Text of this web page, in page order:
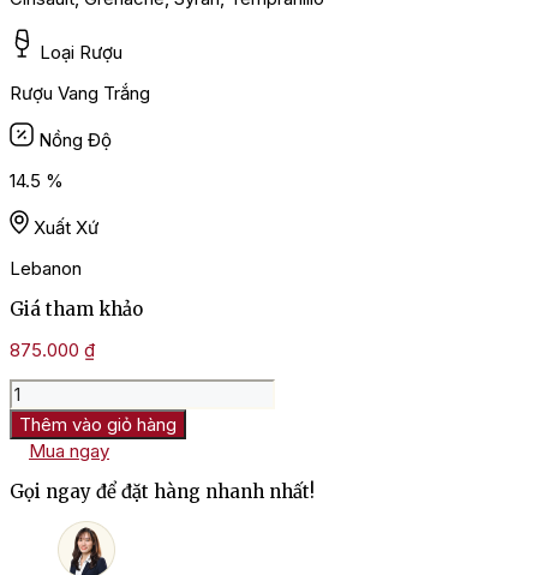
Loại Rượu
Rượu Vang Trắng
Nồng Độ
14.5 %
Xuất Xứ
Lebanon
Giá tham khảo
875.000 ₫
Rượu
Vang
Ly
Băng
Massaya
Le
colombier
Thêm vào giỏ hàng
Mua ngay
Gọi ngay để đặt hàng nhanh nhất!